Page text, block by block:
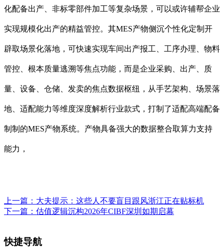
化配备出产、非标零部件加工等复杂场景，可以或许辅帮企业
实现规模化出产的精益管控。其MES产物侧沉个性化定制开
辟取场景化落地，可快速实现车间出产报工、工序办理、物料
管控、根本质量逃溯等焦点功能，而是企业采购、出产、质
量、设备、仓储、发卖的焦点数据枢纽，从手艺架构、场景落
地、适配能力等维度深度解析行业款式，打制了适配高端配备
制制的MES产物系统。产物具备强大的数据整合取算力支持
能力，
上一篇： 大夫提示：这些人不要盲目跟风浙江正在贴标机
下一篇： 估值逻辑沉构2026年CIBF深圳如期启幕
快捷导航